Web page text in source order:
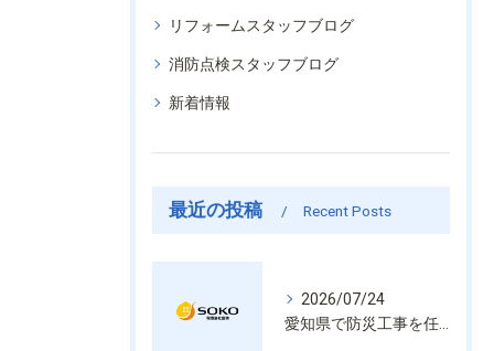
リフォームスタッフブログ
消防点検スタッフブログ
新着情報
最近の投稿 Recent Posts
2026/07/24